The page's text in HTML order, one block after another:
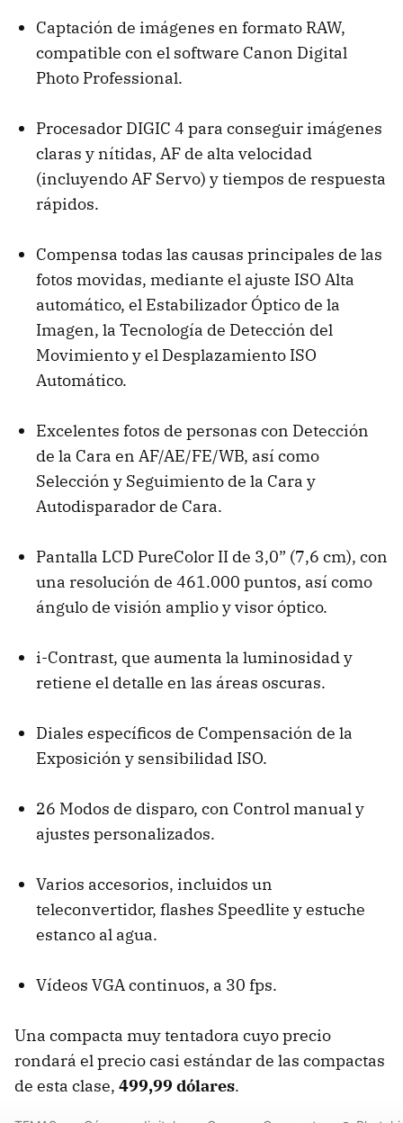
Captación de imágenes en formato RAW,
compatible con el software Canon Digital
Photo Professional.
Procesador DIGIC 4 para conseguir imágenes
claras y nítidas, AF de alta velocidad
(incluyendo AF Servo) y tiempos de respuesta
rápidos.
Compensa todas las causas principales de las
fotos movidas, mediante el ajuste ISO Alta
automático, el Estabilizador Óptico de la
Imagen, la Tecnología de Detección del
Movimiento y el Desplazamiento ISO
Automático.
Excelentes fotos de personas con Detección
de la Cara en AF/AE/FE/WB, así como
Selección y Seguimiento de la Cara y
Autodisparador de Cara.
Pantalla LCD PureColor II de 3,0” (7,6 cm), con
una resolución de 461.000 puntos, así como
ángulo de visión amplio y visor óptico.
i-Contrast, que aumenta la luminosidad y
retiene el detalle en las áreas oscuras.
Diales específicos de Compensación de la
Exposición y sensibilidad ISO.
26 Modos de disparo, con Control manual y
ajustes personalizados.
Varios accesorios, incluidos un
teleconvertidor, flashes Speedlite y estuche
estanco al agua.
Vídeos VGA continuos, a 30 fps.
Una compacta muy tentadora cuyo precio
rondará el precio casi estándar de las compactas
de esta clase, 499,99 dólares.